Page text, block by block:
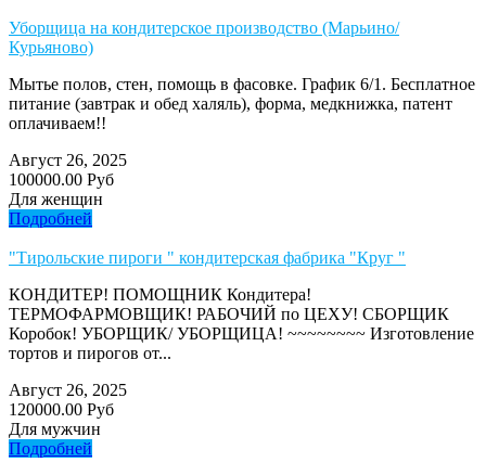
Уборщица на кондитерское производство (Марьино/
Курьяново)
Мытье полов, стен, помощь в фасовке. График 6/1. Бесплатное
питание (завтрак и обед халяль), форма, медкнижка, патент
оплачиваем!!
Август 26, 2025
100000.00 Руб
Для женщин
Подробней
"Тирольские пироги " кондитерская фабрика "Круг "
КОНДИТЕР! ПОМОЩНИК Кондитера!
ТЕРМОФАРМОВЩИК! РАБОЧИЙ по ЦЕХУ! СБОРЩИК
Коробок! УБОРЩИК/ УБОРЩИЦА! ~~~~~~~~ Изготовление
тортов и пирогов от...
Август 26, 2025
120000.00 Руб
Для мужчин
Подробней